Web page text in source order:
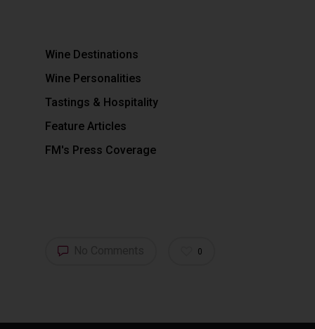
Wine Destinations
Wine Personalities
Tastings & Hospitality
Feature Articles
FM's Press Coverage
0